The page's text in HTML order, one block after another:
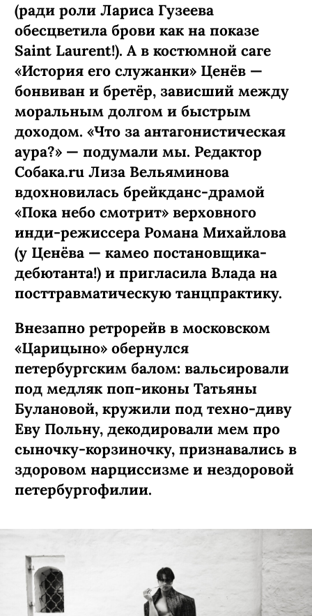
(ради роли Лариса Гузеева
обесцветила брови как на показе
Saint Laurent!). А в костюмной саге
«История его служанки» Ценёв —
бонвиван и бретёр, зависший между
моральным долгом и быстрым
доходом. «Что за антагонистическая
аура?» — подумали мы. Редактор
Собака.ru Лиза Вельяминова
вдохновилась брейкданс-­драмой
«Пока небо смотрит» верховного
инди-режиссера Романа Михайлова
(у Ценёва — камео постановщика-
дебютанта!) и пригласила Влада на
посттравматическую танцпрактику.
Внезапно ретрорейв в московском
«Царицыно» обернулся
петербургским балом: вальсировали
под медляк поп-иконы Татьяны
Булановой, кружили под техно-диву
Еву Польну, декодировали мем про
сыночку-­корзиночку, признавались в
здоровом нарциссизме и нездоровой
петербургофилии.